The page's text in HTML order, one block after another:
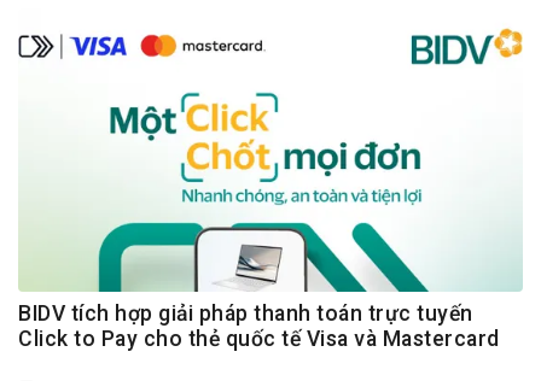
BIDV tích hợp giải pháp thanh toán trực tuyến
Click to Pay cho thẻ quốc tế Visa và Mastercard